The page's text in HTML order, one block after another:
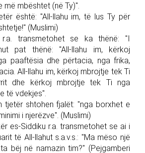
më mbështet (në Ty)".
është: "All-llahu im, të lus Ty për
(Muslimi)
trans­me­tohet se ka thënë: "I
pat thënë: "All-llahu im, kërkoj
paaftësia dhe përtacia, nga frika,
All-llahu im, kërkoj mbrojtje tek Ti
dhe kërkoj mbrojtje tek Ti nga
të vdekjes".
tjetër shtohen fjalët: "nga borxhet e
i njerëzve". (Mus­limi)
es-Siddiku r.a. trans­me­tohet se ai i
të All-llahut s.a.v.s.: "Ma mëso një
bëj në namazin tim?" (Pej­gam­be­ri